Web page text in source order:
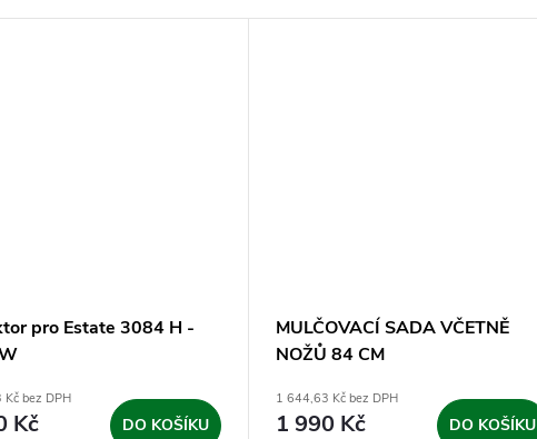
pro Estate 3084 H -
bez DPH
Kč DO KOŠÍKU
MULČOVACÍ SADA VČETNĚ
NOŽŮ 84 CM
1 644,63 Kč bez DPH
1 990 Kč DO KOŠÍKU